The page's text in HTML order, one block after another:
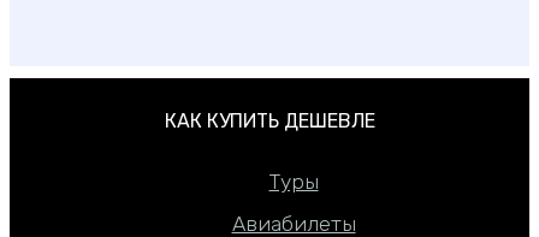
КАК КУПИТЬ ДЕШЕВЛЕ
Туры
Авиабилеты